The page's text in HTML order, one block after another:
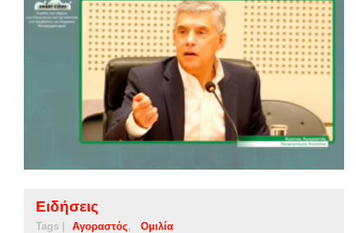
Ειδήσεις
Tags | Αγοραστός Ομιλία